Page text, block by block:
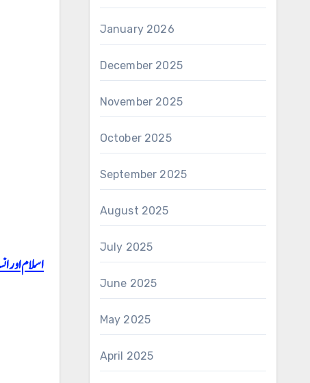
اسلام اور
January 2026
December 2025
November 2025
October 2025
September 2025
August 2025
July 2025
June 2025
May 2025
April 2025